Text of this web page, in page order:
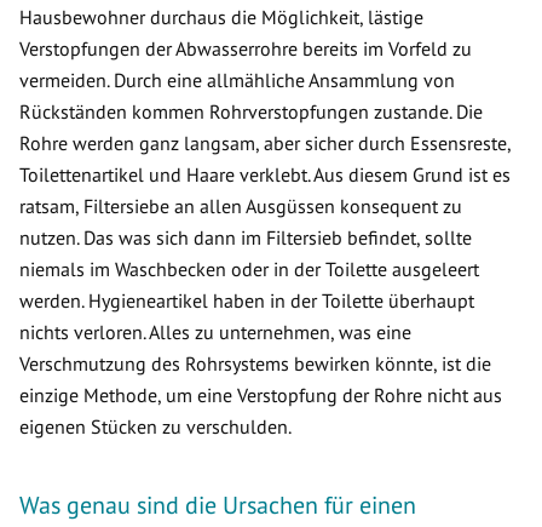
Hausbewohner durchaus die Möglichkeit, lästige
Verstopfungen der Abwasserrohre bereits im Vorfeld zu
vermeiden. Durch eine allmähliche Ansammlung von
Rückständen kommen Rohrverstopfungen zustande. Die
Rohre werden ganz langsam, aber sicher durch Essensreste,
Toilettenartikel und Haare verklebt. Aus diesem Grund ist es
ratsam, Filtersiebe an allen Ausgüssen konsequent zu
nutzen. Das was sich dann im Filtersieb befindet, sollte
niemals im Waschbecken oder in der Toilette ausgeleert
werden. Hygieneartikel haben in der Toilette überhaupt
nichts verloren. Alles zu unternehmen, was eine
Verschmutzung des Rohrsystems bewirken könnte, ist die
einzige Methode, um eine Verstopfung der Rohre nicht aus
eigenen Stücken zu verschulden.
Was genau sind die Ursachen für einen